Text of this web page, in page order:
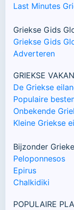
Last Minutes
Griekse Gids
Griekse Gids
Adverteren
GRIEKSE
De Griekse
Populaire
Onbekende
Kleine Griekse
Bijzonder
Peloponnesos
Epirus
Chalkidiki
POPULAIRE